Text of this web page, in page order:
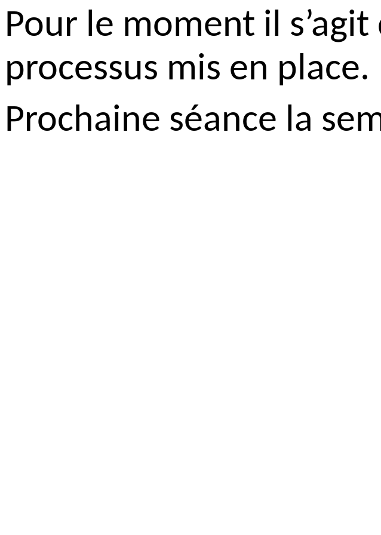
Pour le moment il
processus mis en place.
Prochaine séance la